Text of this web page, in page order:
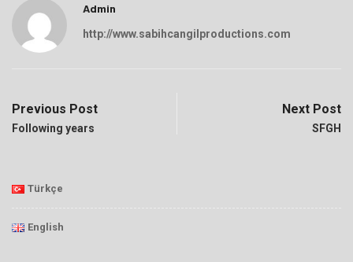
Admin
http://www.sabihcangilproductions.com
Previous Post
Following years
Next Post
SFGH
Türkçe
English